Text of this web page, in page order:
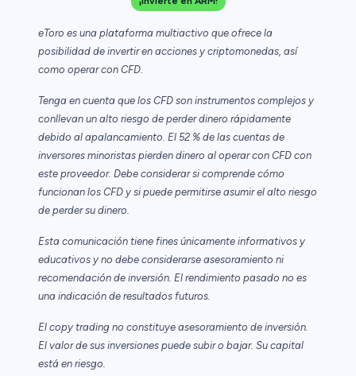
eToro es una plataforma multiactivo que ofrece la
posibilidad de invertir en acciones y criptomonedas, así
como operar con CFD.
Tenga en cuenta que los CFD son instrumentos complejos y
conllevan un alto riesgo de perder dinero rápidamente
debido al apalancamiento. El 52 % de las cuentas de
inversores minoristas pierden dinero al operar con CFD con
este proveedor. Debe considerar si comprende cómo
funcionan los CFD y si puede permitirse asumir el alto riesgo
de perder su dinero.
Esta comunicación tiene fines únicamente informativos y
educativos y no debe considerarse asesoramiento ni
recomendación de inversión. El rendimiento pasado no es
una indicación de resultados futuros.
El copy trading no constituye asesoramiento de inversión.
El valor de sus inversiones puede subir o bajar. Su capital
está en riesgo.